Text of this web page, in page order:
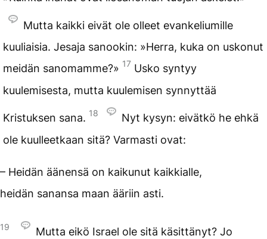
Mutta kaikki eivät ole olleet evankeliumille
kuuliaisia. Jesaja sanookin: »Herra, kuka on uskonut
meidän sanomamme?» 17 Usko syntyy
kuulemisesta, mutta kuulemisen synnyttää
Kristuksen sana. 18
Nyt kysyn: eivätkö he ehkä
ole kuulleetkaan sitä? Varmasti ovat:
– Heidän äänensä on kaikunut kaikkialle,
heidän sanansa maan ääriin asti.
19
Mutta eikö Israel ole sitä käsittänyt? Jo